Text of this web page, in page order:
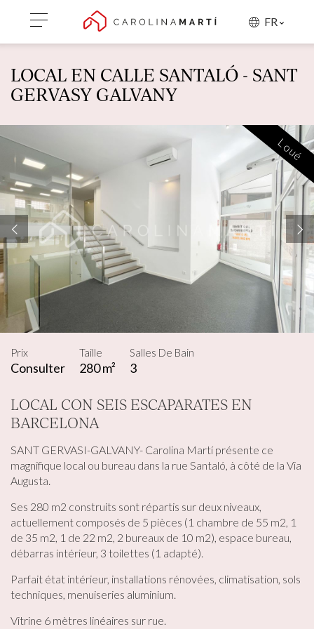
FR
LOCAL EN CALLE SANTALÓ - SANT
GERVASY GALVANY
Loué
Prix
Consulter
Taille
280 m²
Salles De Bain
3
LOCAL CON SEIS ESCAPARATES EN
BARCELONA
SANT GERVASI-GALVANY- Carolina Martí présente ce
magnifique local ou bureau dans la rue Santaló, à côté de la Via
Augusta.
Ses 280 m2 construits sont répartis sur deux niveaux,
actuellement composés de 5 pièces (1 chambre de 55 m2, 1
de 35 m2, 1 de 22 m2, 2 bureaux de 10 m2), espace bureau,
débarras intérieur, 3 toilettes (1 adapté).
Parfait état intérieur, installations rénovées, climatisation, sols
techniques, menuiseries aluminium.
Vitrine 6 mètres linéaires sur rue.
Modifier les cookies
Technique et Fonctionnel
informations afin d'améliorer nos services. Si vous
continuez à naviguer, vous acceptez leur installation.
L'utilisateur a la possibilité de configurer son navigateur,
pouvant, s'il le souhaite, empêcher leur installation sur son
action peut entraîner des difficultés de navigation sur le
site.
Analyse et Personnalisation
Ils permettent le suivi et l'analyse du comportement des
utilisateurs de ce site. Les informations collectées via ce
type de cookies sont utilisées pour mesurer l'activité du
utilisateurs afin d'introduire des améliorations basées sur